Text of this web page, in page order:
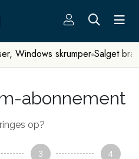
Windows skrumper Salget
abonnement
op?
3 4